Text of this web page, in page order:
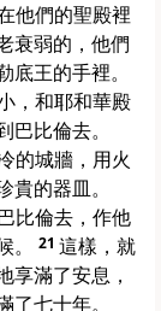
他們的聖殿裡
衰弱的，他們
王的手裡。
，和耶和華殿
比倫去。
的城牆，用火
的器皿。
比倫去，作他
21 這樣，就
享滿了安息，
七十年。